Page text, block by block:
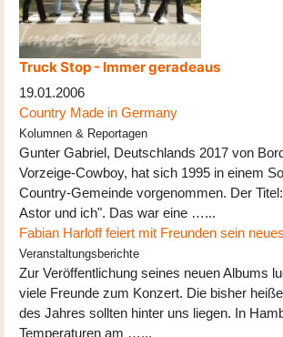
Truck Stop - Immer geradeaus
19.01.2006
Country Made in Germany
Kolumnen & Reportagen
Gunter Gabriel, Deutschlands 2017 von
Vorzeige-Cowboy, hat sich 1995 in einem
Country-Gemeinde vorgenommen. Der
Astor und ich". Das war eine …...
Fabian Harloff feiert mit Freunden sein
Veranstaltungsberichte
Zur Veröffentlichung seines neuen Albums
viele Freunde zum Konzert. Die bisher
des Jahres sollten hinter uns liegen. In
Temperaturen am …...